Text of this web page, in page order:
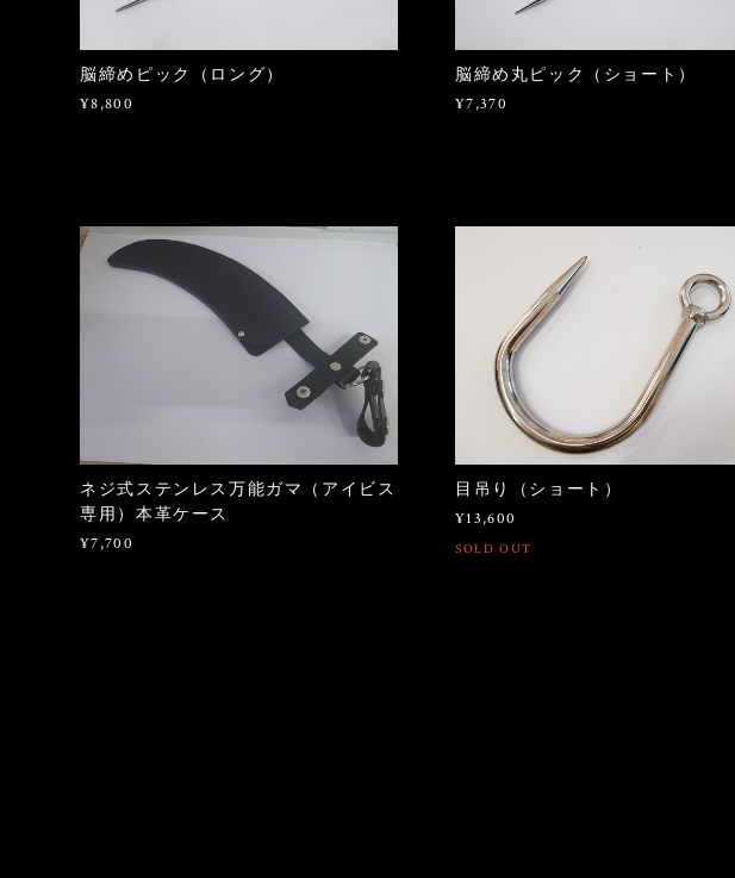
脳締めピック（ロング）
¥8,800
脳締め丸ピック（ショート）
¥7,370
ネジ式ステンレス万能ガマ（アイビス
専用）本革ケース
¥7,700
目吊り（ショート）
¥13,600
SOLD OUT